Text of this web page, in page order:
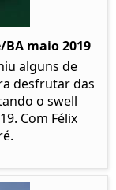
maio 2019
alguns de
desfrutar das
o swell
Com Félix